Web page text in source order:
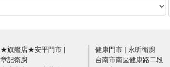
★旗艦店★安平門市 |
章記衛廚
健康門市 | 永昕衛廚
台南市南區健康路二段